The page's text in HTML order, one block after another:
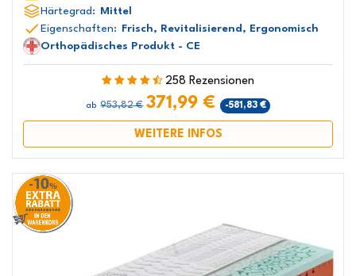
Härtegrad: Mittel
Eigenschaften: Frisch, Revitalisierend, Ergonomisch
Orthopädisches Produkt - CE
258 Rezensionen
ab 953,82 € 371,99 € -581,83 €
WEITERE INFOS